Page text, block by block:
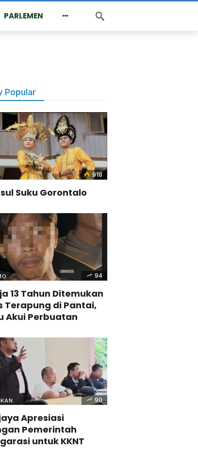
PARLEMEN
Popular
918
Suku Gorontalo
94
13 Tahun Ditemukan
Terapung di Pantai,
Akui Perbuatan
90
Apresiasi
Pemerintah
untuk KKNT